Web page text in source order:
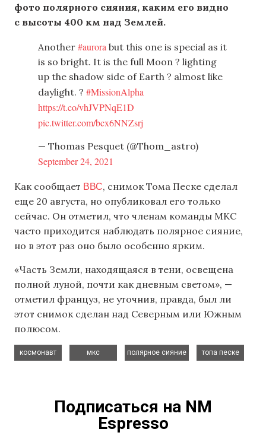
фото полярного сияния, каким его видно
с высоты 400 км над Землей.
Another #aurora but this one is special as it
is so bright. It is the full Moon ? lighting
up the shadow side of Earth ? almost like
daylight. ? #MissionAlpha
https://t.co/vhJVPNqE1D
pic.twitter.com/bcx6NNZsrj
— Thomas Pesquet (@Thom_astro)
September 24, 2021
Как сообщает ВВС, снимок Тома Песке сделал
еще 20 августа, но опубликовал его только
сейчас. Он отметил, что членам команды МКС
часто приходится наблюдать полярное сияние,
но в этот раз оно было особенно ярким.
«Часть Земли, находящаяся в тени, освещена
полной луной, почти как дневным светом», —
отметил француз, не уточнив, правда, был ли
этот снимок сделан над Северным или Южным
полюсом.
космонавт
мкс
полярное сияние
топа песке
Подписаться на NM
Espresso